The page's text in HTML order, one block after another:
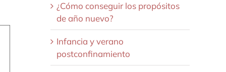
¿Cómo conseguir los propósitos
de año nuevo?
Infancia y verano
postconfinamiento